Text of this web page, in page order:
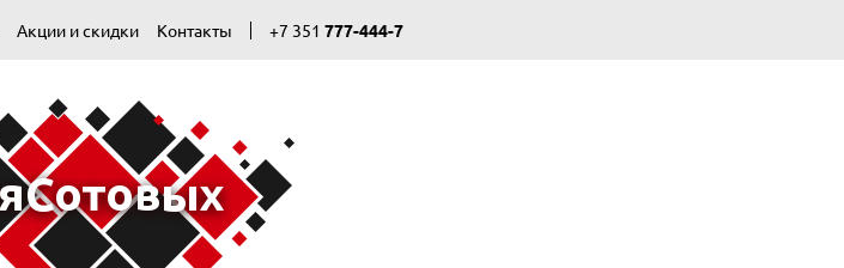
Акции и скидки Контакты +7 351 777-444-7